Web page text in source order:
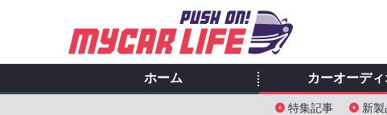
ホーム カーオーディ
特集記事 新